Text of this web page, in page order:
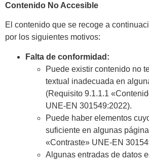
Contenido No Accesible
El contenido que se recoge a
por los siguientes motivos:
Falta de conformidad:
Puede existir contenido no
textual inadecuada en
(Requisito 9.1.1.1
UNE-EN 301549:2022).
Puede haber elementos
suficiente en algunas
«Contraste» UNE-EN
Algunas entradas de datos